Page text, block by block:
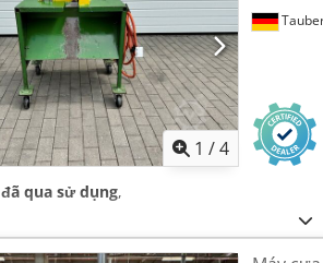
1 /4
đã qua sử dụng,